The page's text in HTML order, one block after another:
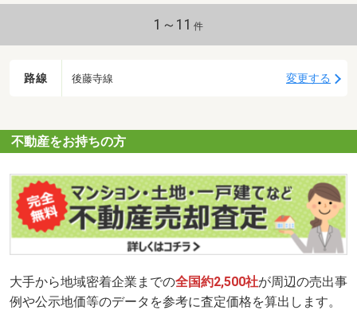
1～11 件
路線 後藤寺線 変更する
不動産をお持ちの方
大手から地域密着企業までの全国約2,500社が周辺の売出事
例や公示地価等のデータを参考に査定価格を算出します。